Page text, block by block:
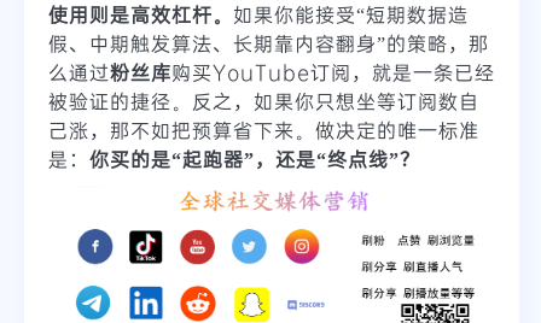
使用则是高效杠杆。 如果你能接受“短期数据造
假、中期触发算法、长期靠内容翻身”的策略，那
么通过粉丝库购买YouTube订阅，就是一条已经
被验证的捷径。反之，如果你只想坐等订阅数自
己涨，那不如把预算省下来。做决定的唯一标准
是： 你买的是“起跑器”，还是“终点线”？